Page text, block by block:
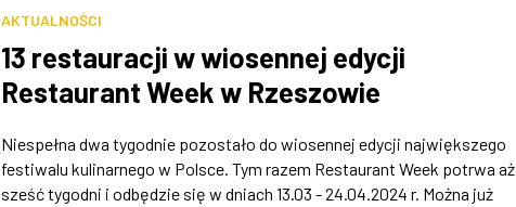
AKTUALNOŚCI
13 restauracji w wiosennej edycji
Restaurant Week w Rzeszowie
Niespełna dwa tygodnie pozostało do wiosennej edycji największego
festiwalu kulinarnego w Polsce. Tym razem Restaurant Week potrwa aż
sześć tygodni i odbędzie się w dniach 13.03 - 24.04.2024 r. Można już